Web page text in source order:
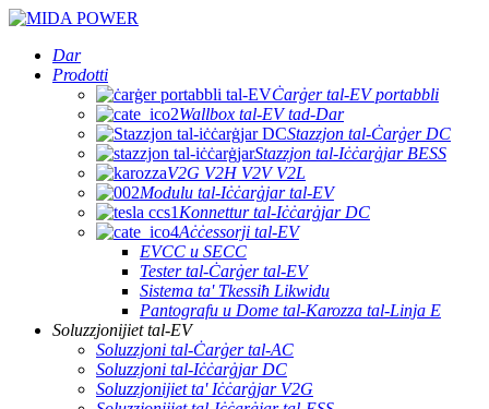
Dar
Prodotti
Ċarġer tal-EV portabbli
Wallbox tal-EV tad-Dar
Stazzjon tal-Ċarġer DC
Stazzjon tal-Iċċarġjar BESS
V2G V2H V2V V2L
Modulu tal-Iċċarġjar tal-EV
Konnettur tal-Iċċarġjar DC
Aċċessorji tal-EV
EVCC u SECC
Tester tal-Ċarġer tal-EV
Sistema ta' Tkessiħ Likwidu
Pantografu u Dome tal-Karozza tal-Linja E
Soluzzjonijiet tal-EV
Soluzzjoni tal-Ċarġer tal-AC
Soluzzjoni tal-Iċċarġjar DC
Soluzzjonijiet ta' Iċċarġjar V2G